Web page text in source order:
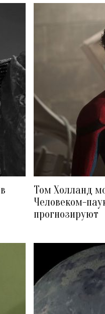
Том Холланд
Человеком-
прогнозируют